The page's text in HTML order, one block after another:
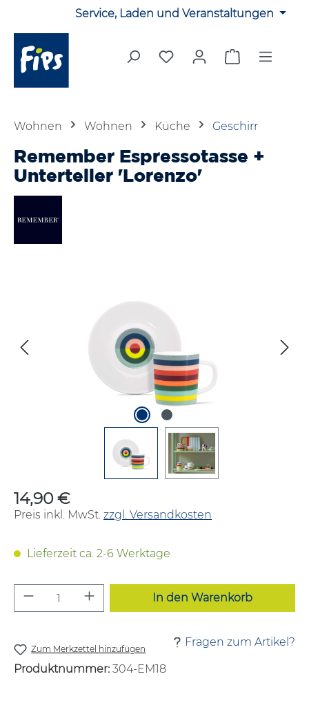
Zum Hauptinhalt springenService, Laden und Veranstaltungen
Du hast 0 Produkte auf
Warenkorb
Wohnen Wohnen Küche Geschirr
Remember Espressotasse +
Unterteller 'Lorenzo'
Regulärer Preis:
14,90 €
Preis inkl. MwSt. zzgl. Versandkosten
Lieferzeit ca. 2-6 Werktage
Produkt Anzahl: Gib den
In den Warenkorb
Zum Merkzettel hinzufügen
Fragen zum Artikel?
Produktnummer: 304-EM18